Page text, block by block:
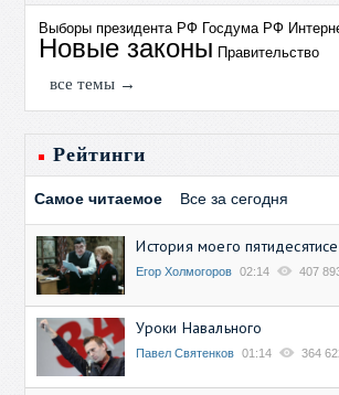
Выборы президента РФ Госдума РФ
Новые законы Правительство
все темы →
Рейтинги
Самое читаемое Все за сегодня
История моего
Егор Холмогоров 02:14 407
Уроки Навального
Павел Святенков 01:14 364